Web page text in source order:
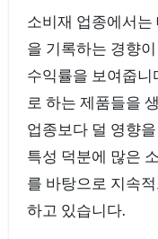
소비재 업종에서
을 기록하는 경향
수익률을 보여줍니
로 하는 제품들을
업종보다 덜 영향
특성 덕분에 많은
를 바탕으로 지속
하고 있습니다.